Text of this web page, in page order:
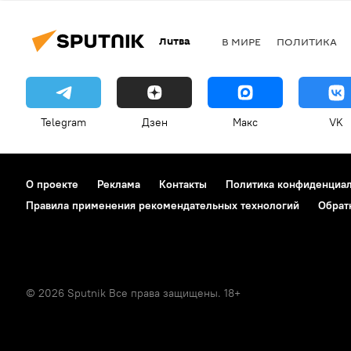
Литва В МИРЕ ПОЛИТИКА
Telegram Дзен Макс VK
О проекте Реклама Контакты Политика
Правила применения рекомендательных технологий
© 2026 Sputnik Все права защищены. 18+